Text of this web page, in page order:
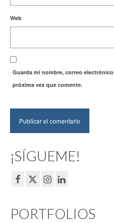
Web
Guarda mi nombre, correo
próxima vez que comente.
¡SÍGUEME!
PORTFOLIOS